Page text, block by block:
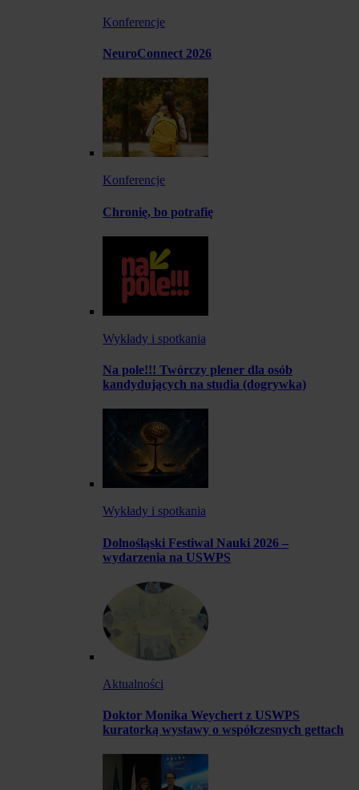
Konferencje
NeuroConnect 2026
Konferencje
Chronię, bo potrafię
Wykłady i spotkania
Na pole!!! Twórczy plener dla osób
kandydujących na studia (dogrywka)
Wykłady i spotkania
Dolnośląski Festiwal Nauki 2026 –
wydarzenia na USWPS
Aktualności
Doktor Monika Weychert z USWPS
kuratorką wystawy o współczesnych gettach